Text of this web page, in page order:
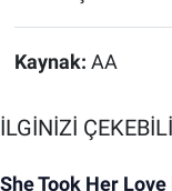
Kaynak: AA